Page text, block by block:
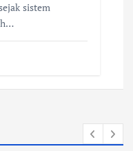
sistem